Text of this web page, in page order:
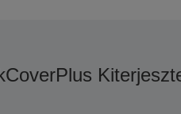
CoverPlus